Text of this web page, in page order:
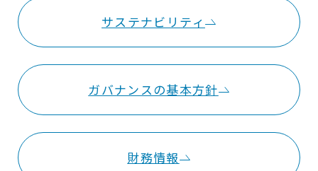
サステナビリティ
ガバナンスの基本方針
財務情報